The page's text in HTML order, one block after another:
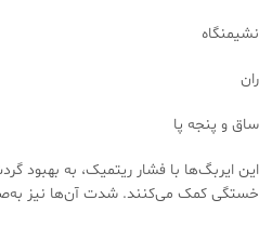
نشیمنگاه
ران
ساق و پنجه پا
این ایربگ‌ها با فشار ریتمیک، به بهبود
خستگی کمک می‌کنند. شدت آن‌ها نیز